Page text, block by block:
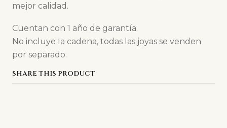
mejor calidad.
Cuentan con 1 año de garantía.
No incluye la cadena, todas las joyas se venden
por separado.
SHARE THIS PRODUCT